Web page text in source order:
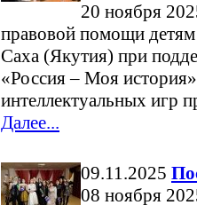
20 ноября
правовой помощи
Саха (Якутия) при
«Россия – Моя
интеллектуальных игр
Далее...
09.11.2025
08 ноября